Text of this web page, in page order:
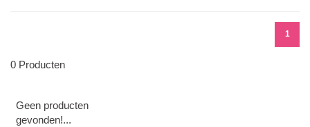
1
0 Producten
Geen producten
gevonden!...